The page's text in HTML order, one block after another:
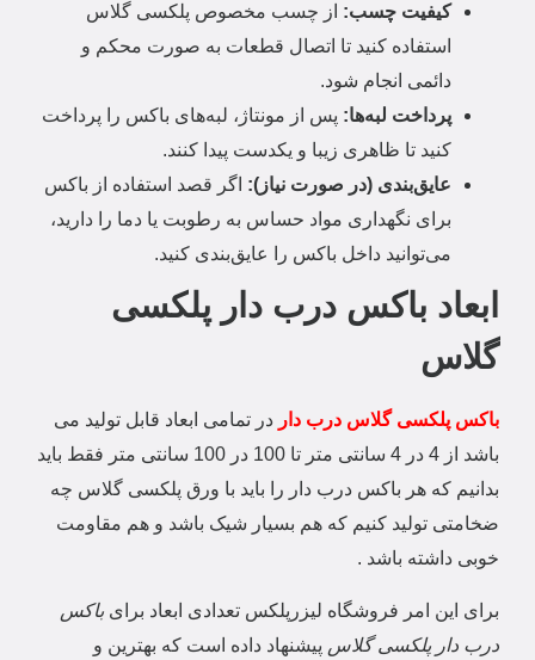
کیفیت چسب: از چسب مخصوص پلکسی گلاس
استفاده کنید تا اتصال قطعات به صورت محکم و
دائمی انجام شود.
پرداخت لبه‌ها: پس از مونتاژ، لبه‌های باکس را پرداخت
کنید تا ظاهری زیبا و یکدست پیدا کنند.
عایق‌بندی (در صورت نیاز): اگر قصد استفاده از باکس
برای نگهداری مواد حساس به رطوبت یا دما را دارید،
می‌توانید داخل باکس را عایق‌بندی کنید.
ابعاد باکس درب دار پلکسی
گلاس
باکس پلکسی گلاس درب دار در تمامی ابعاد قابل تولید می
باشد از 4 در 4 سانتی متر تا 100 در 100 سانتی متر فقط باید
بدانیم که هر باکس درب دار را باید با ورق پلکسی گلاس چه
ضخامتی تولید کنیم که هم بسیار شیک باشد و هم مقاومت
خوبی داشته باشد .
برای این امر فروشگاه لیزرپلکس تعدادی ابعاد برای باکس
درب دار پلکسی گلاس پیشنهاد داده است که بهترین و